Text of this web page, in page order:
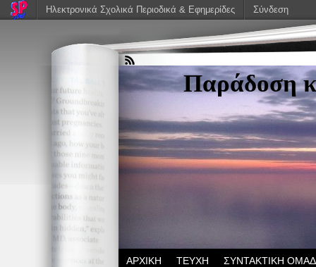
Παράδοση
ΑΡΧΙΚΗ ΤΕΥΧΗ ΣΥΝΤΑΚΤΙΚΗ
Ηλεκτρονικά Σχολικά Περιοδικά & Εφημερίδες Σύνδεση